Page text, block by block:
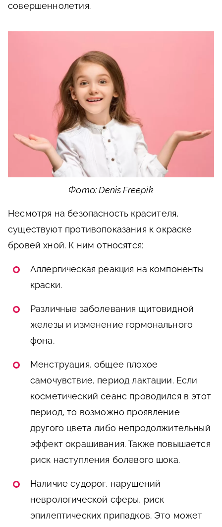
совершеннолетия.
Фото: Denis Freepik
Несмотря на безопасность красителя,
существуют противопоказания к окраске
бровей хной. К ним относятся:
Аллергическая реакция на компоненты
краски.
Различные заболевания щитовидной
железы и изменение гормонального
фона.
Менструация, общее плохое
самочувствие, период лактации. Если
косметический сеанс проводился в этот
период, то возможно проявление
другого цвета либо непродолжительный
эффект окрашивания. Также повышается
риск наступления болевого шока.
Наличие судорог, нарушений
неврологической сферы, риск
эпилептических припадков. Это может